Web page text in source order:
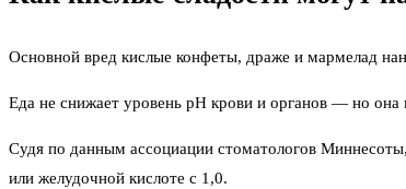
Основной вред кислые конфеты, драже и мармелад
Еда не снижает уровень pH крови и органов — но
Судя по данным ассоциации стоматологов
или желудочной кислоте с 1,0.